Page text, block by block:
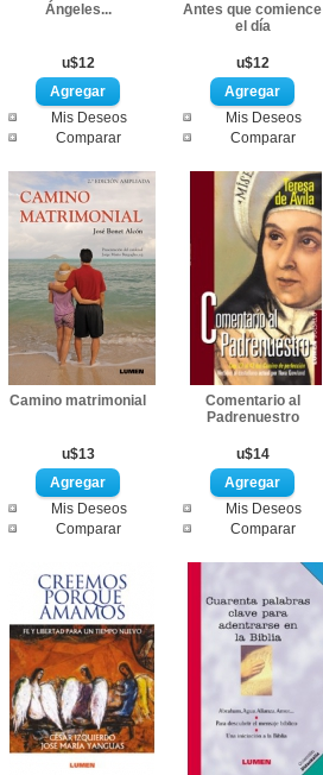
Ángeles...
u$12
Mis Deseos
Comparar
Antes que comience
el día
u$12
Mis Deseos
Comparar
Camino matrimonial
u$13
Mis Deseos
Comparar
Comentario al
Padrenuestro
u$14
Mis Deseos
Comparar